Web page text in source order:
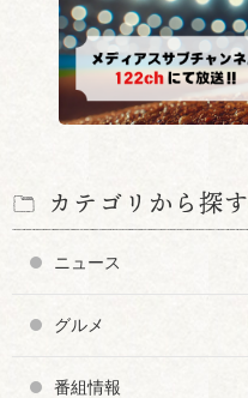
カテゴリから探す
ニュース
グルメ
番組情報